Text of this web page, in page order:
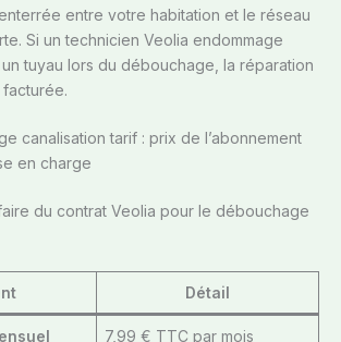
entre votre habitation et le réseau
Si un technicien Veolia endommage
tuyau lors du débouchage, la réparation
canalisation tarif : prix de l’abonnement
en charge
du contrat Veolia pour le débouchage
Détail
7,99 € TTC par mois